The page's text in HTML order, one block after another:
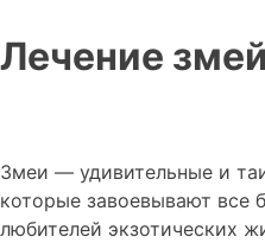
Лечение
Змеи — удивительные и
которые завоевывают все
любителей экзотических